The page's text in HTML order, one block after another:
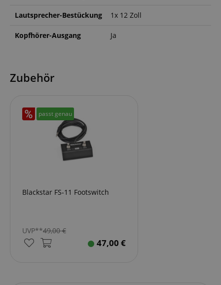
Lautsprecher-Bestückung 1x 12 Zoll
Kopfhörer-Ausgang Ja
Zubehör
passt genau
Blackstar FS-11 Footswitch
UVP**49,00€
47,00 €